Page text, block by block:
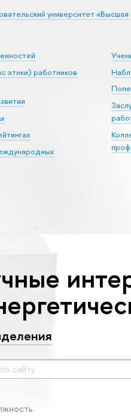
университет «Высшая
этики) работников